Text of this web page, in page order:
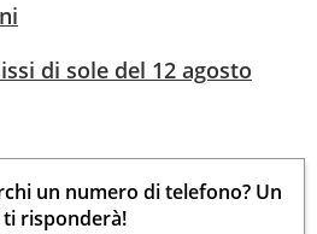
di sole del 12 agosto
un numero di telefono? Un
risponderà!